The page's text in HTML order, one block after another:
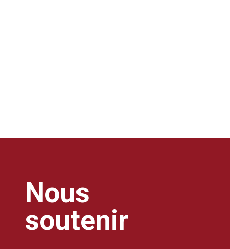
Nous
soutenir